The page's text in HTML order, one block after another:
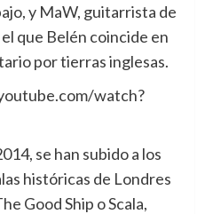
y MaW, guitarrista de
que Belén coincide en
por tierras inglesas.
watch?
se han subido a los
históricas de Londres
Good Ship o Scala,